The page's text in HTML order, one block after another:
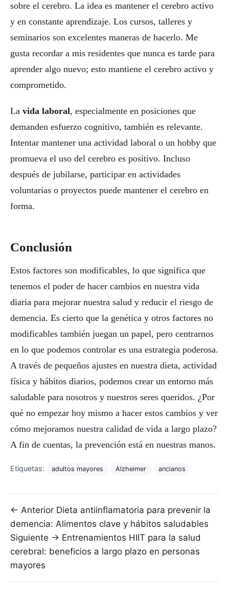
sobre el cerebro. La idea es mantener el cerebro activo
y en constante aprendizaje. Los cursos, talleres y
seminarios son excelentes maneras de hacerlo. Me
gusta recordar a mis residentes que nunca es tarde para
aprender algo nuevo; esto mantiene el cerebro activo y
comprometido.
La vida laboral, especialmente en posiciones que
demanden esfuerzo cognitivo, también es relevante.
Intentar mantener una actividad laboral o un hobby que
promueva el uso del cerebro es positivo. Incluso
después de jubilarse, participar en actividades
voluntarias o proyectos puede mantener el cerebro en
forma.
Conclusión
Estos factores son modificables, lo que significa que
tenemos el poder de hacer cambios en nuestra vida
diaria para mejorar nuestra salud y reducir el riesgo de
demencia. Es cierto que la genética y otros factores no
modificables también juegan un papel, pero centrarnos
en lo que podemos controlar es una estrategia poderosa.
A través de pequeños ajustes en nuestra dieta, actividad
física y hábitos diarios, podemos crear un entorno más
saludable para nosotros y nuestros seres queridos. ¿Por
qué no empezar hoy mismo a hacer estos cambios y ver
cómo mejoramos nuestra calidad de vida a largo plazo?
A fin de cuentas, la prevención está en nuestras manos.
Etiquetas: adultos mayores Alzheimer ancianos
Navegación de entradas
← Anterior Dieta antiinflamatoria para prevenir la
demencia: Alimentos clave y hábitos saludables
Siguiente → Entrenamientos HIIT para la salud
cerebral: beneficios a largo plazo en personas
mayores